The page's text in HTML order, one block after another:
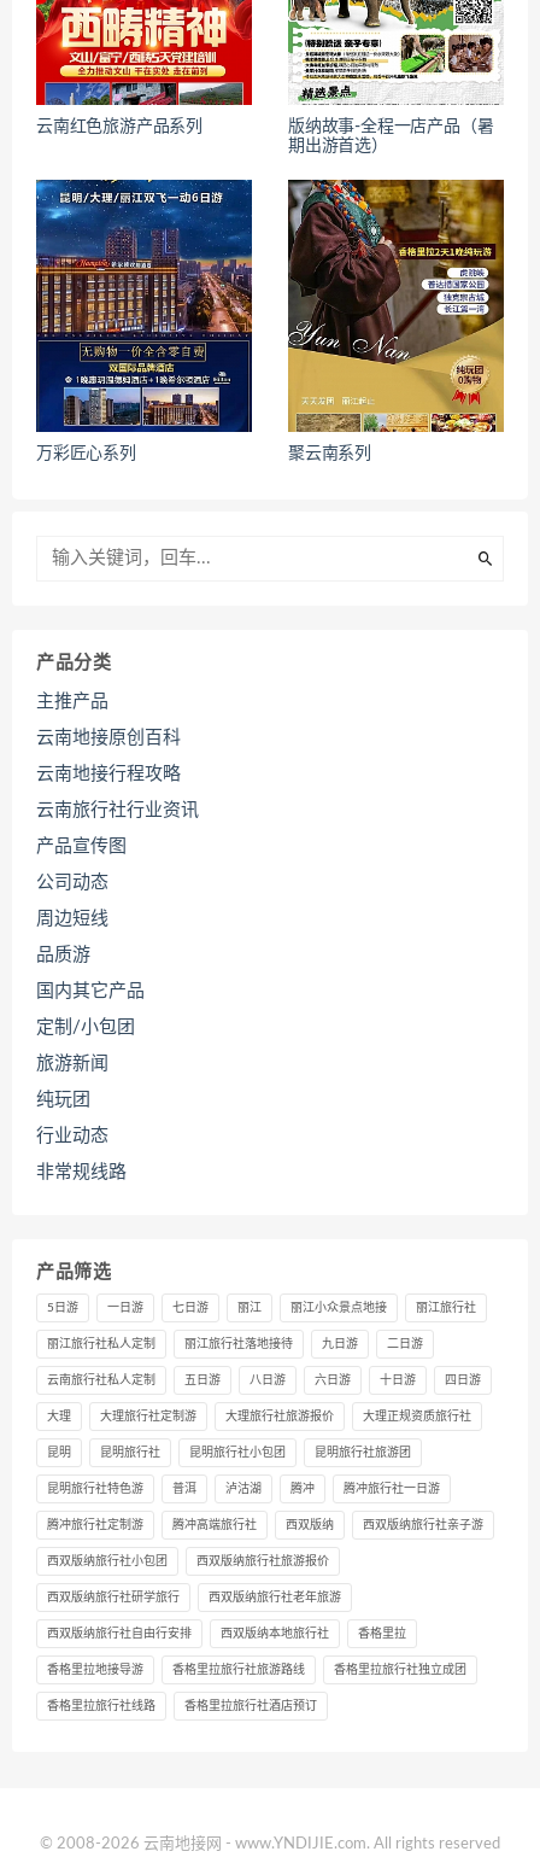
云南红色旅游产品系列
版纳故事-全程一店产品（暑
期出游首选）
万彩匠心系列 聚云南系列
产品分类
主推产品
云南地接原创百科
云南地接行程攻略
云南旅行社行业资讯
产品宣传图
公司动态
周边短线
品质游
国内其它产品
定制/小包团
旅游新闻
纯玩团
行业动态
非常规线路
产品筛选
5日游 一日游 七日游 丽江 丽江小众景点地接 丽江旅行社
丽江旅行社私人定制 丽江旅行社落地接待 九日游 二日游
云南旅行社私人定制 五日游 八日游 六日游 十日游 四日游
大理 大理旅行社定制游 大理旅行社旅游报价 大理正规资质旅行社
昆明 昆明旅行社 昆明旅行社小包团 昆明旅行社旅游团
昆明旅行社特色游 普洱 泸沽湖 腾冲 腾冲旅行社一日游
腾冲旅行社定制游 腾冲高端旅行社 西双版纳 西双版纳旅行社亲子游
西双版纳旅行社小包团 西双版纳旅行社旅游报价
西双版纳旅行社研学旅行 西双版纳旅行社老年旅游
西双版纳旅行社自由行安排 西双版纳本地旅行社 香格里拉
香格里拉地接导游 香格里拉旅行社旅游路线 香格里拉旅行社独立成团
香格里拉旅行社线路 香格里拉旅行社酒店预订
© 2008-2026 云南地接网 - www.YNDIJIE.com. All rights reserved